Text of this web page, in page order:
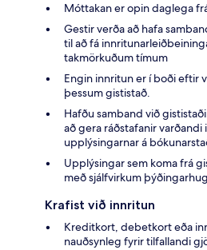
Móttakan er opin daglega
Gestir verða að hafa
til að fá
takmörkuðum tímum
Engin innritun er í boði eftir
þessum gististað.
Hafðu samband við
að gera ráðstafanir
upplýsingarnar á
Upplýsingar sem koma frá
með sjálfvirkum
Krafist við innritun
Kreditkort, debetkort eða
nauðsynleg fyrir tilfallandi